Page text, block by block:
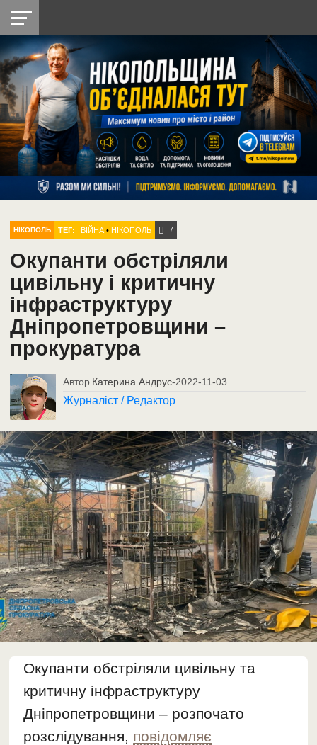
НІКОПОЛЬ
РАЙОН
СІЧЕСЛАВСЬКА
УКРАЇНА
РЕТРО
НІКОПОЛЬ
ЛАЙТ
УКРАЇНА
ДОПОМОГА
РАДІО
НІКОПОЛЬ ТЕГ: ВІЙНА •НІКОПОЛЬ 7
Окупанти обстріляли
цивільну і критичну
інфраструктуру
Дніпропетровщини –
прокуратура
Автор Катерина Андрус-2022-11-03
Журналіст / Редактор
Окупанти обстріляли цивільну та
критичну інфраструктуру
Дніпропетровщини – розпочато
розслідування, повідомляє